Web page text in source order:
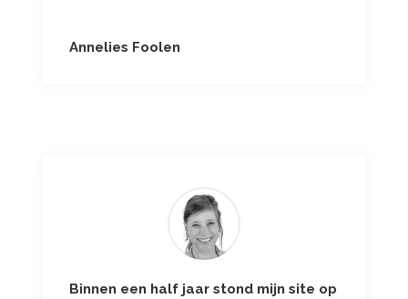
Annelies Foolen
Binnen een half jaar stond mijn site op